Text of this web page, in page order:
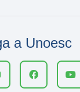
a Unoesc